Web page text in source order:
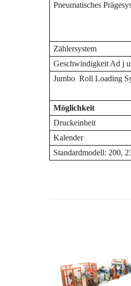
Pneumatisches
Zählersystem
Geschwindigkeit Ad j
Jumbo Roll Loading
Möglichkeit
Druckeinheit
Kalender
Standardmodell: 200,